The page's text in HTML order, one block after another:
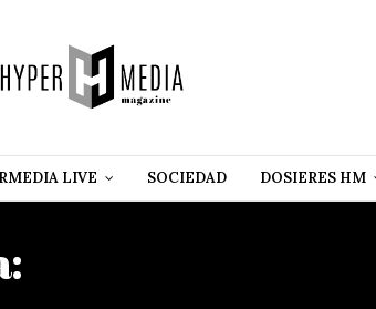
LIVE SOCIEDAD DOSIERES HM